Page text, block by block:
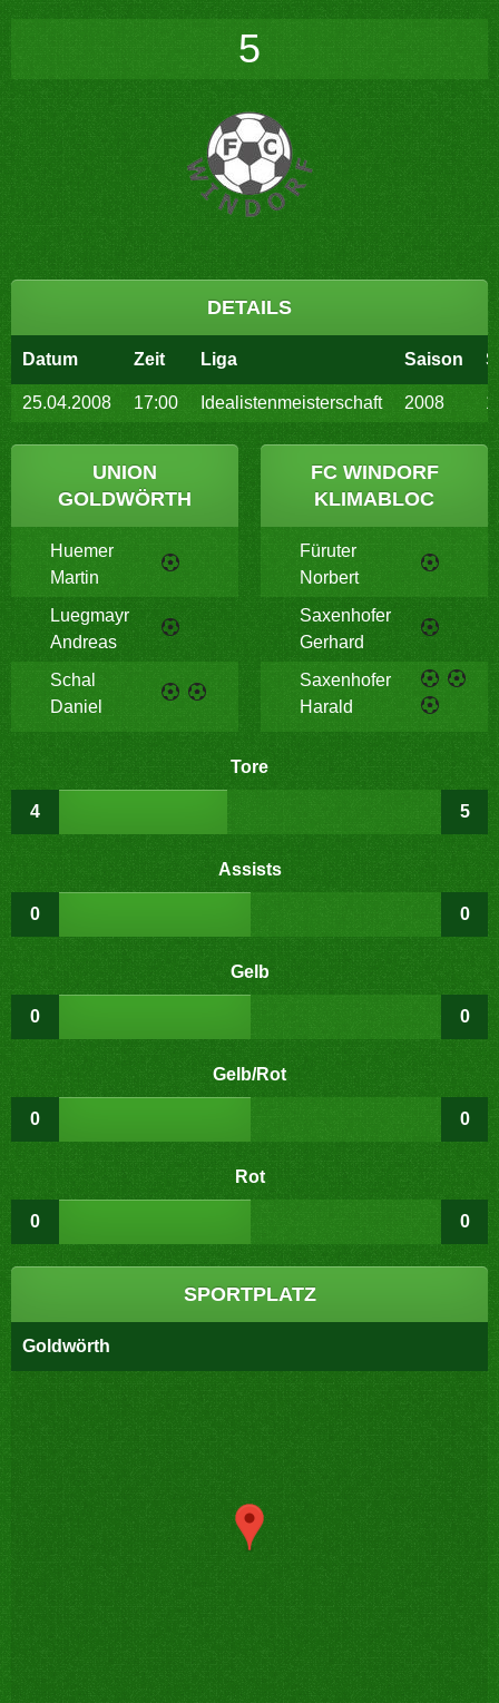
5
DETAILS
Datum Zeit Liga Saison
25.04.2008 17:00 Idealistenmeisterschaft 2008 1
UNION
GOLDWÖRTH
Huemer
Martin
Luegmayr
Andreas
Schal
Daniel
FC WINDORF
KLIMABLOC
Füruter
Norbert
Saxenhofer
Gerhard
Saxenhofer
Harald
Tore
4 5
Assists
0 0
Gelb
0 0
Gelb/Rot
0 0
Rot
0 0
SPORTPLATZ
Goldwörth